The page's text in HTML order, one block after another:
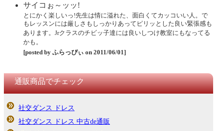
サイコぉ～ッッ!
とにかく楽しいっ!先生は情に溢れた、面白くてカッコいい人。で
もレッスンには厳しさもしっかりあってピリッとした良い緊張感も
あります。Jrクラスのチビッ子達には良いしつけ教室にもなってる
かも。
[posted by ふらっぴぃ on 2011/06/01]
通販商品でチェック
社交ダンス ドレス
社交ダンス ドレス 中古de通販